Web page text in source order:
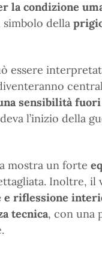
la condizione
simbolo della
essere
sensibilità fuori
l’inizio della
mostra un forte
Inoltre,
e riflessione
tecnica, con una